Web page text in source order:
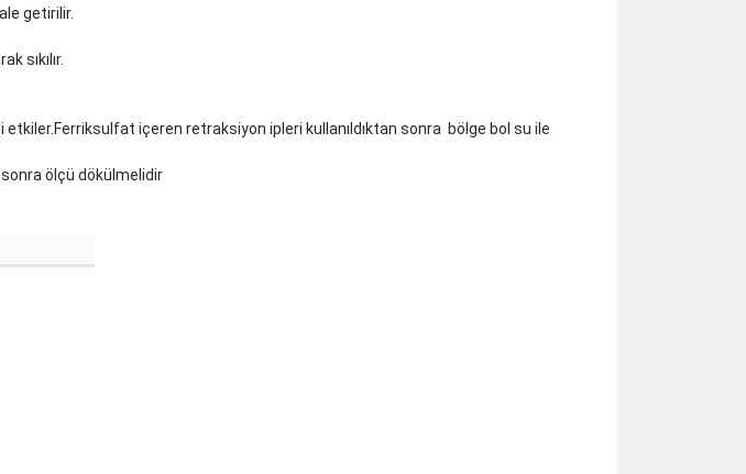
getirilir.
sıkılır.
içeren retraksiyon ipleri kullanıldıktan sonra bölge bol su ile
sonra ölçü dökülmelidir